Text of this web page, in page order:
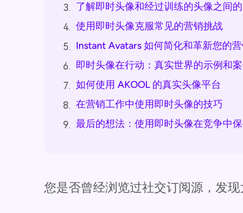
3. 了解即时头像和经过训练的头像之间
4. 使用即时头像克服常见的营销挑战
5. Instant Avatars 如何简化和革新您的
6. 即时头像在行动：真实世界的示例和
7. 如何使用 AKOOL 的真实头像平台
8. 在营销工作中使用即时头像的技巧
9. 最后的想法：使用即时头像在竞争中
您是否曾经浏览过社交订阅源，发